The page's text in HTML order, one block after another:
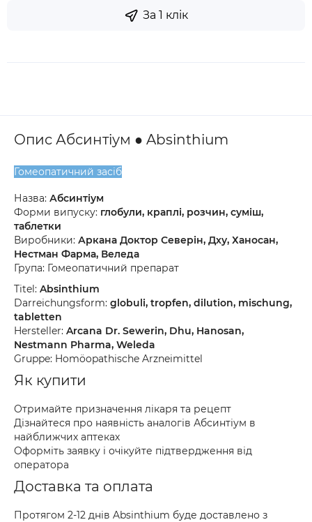
За 1 клік
Опис Абсинтіум ● Absinthium
Гомеопатичний засіб
Назва: Абсинтіум
Форми випуску: глобули, краплі, розчин, суміш,
таблетки
Виробники: Аркана Доктор Северін, Дху, Ханосан,
Нестман Фарма, Веледа
Група: Гомеопатичний препарат
Titel: Absinthium
Darreichungsform: globuli, tropfen, dilution, mischung,
tabletten
Hersteller: Arcana Dr. Sewerin, Dhu, Hanosan,
Nestmann Pharma, Weleda
Gruppe: Homöopathische Arzneimittel
Як купити
Отримайте призначення лікаря та рецепт
Дізнайтеся про наявність аналогів Абсинтіум в
найближчих аптеках
Оформіть заявку і очікуйте підтвердження від
оператора
Доставка та оплата
Протягом 2-12 днів Absinthium буде доставлено з